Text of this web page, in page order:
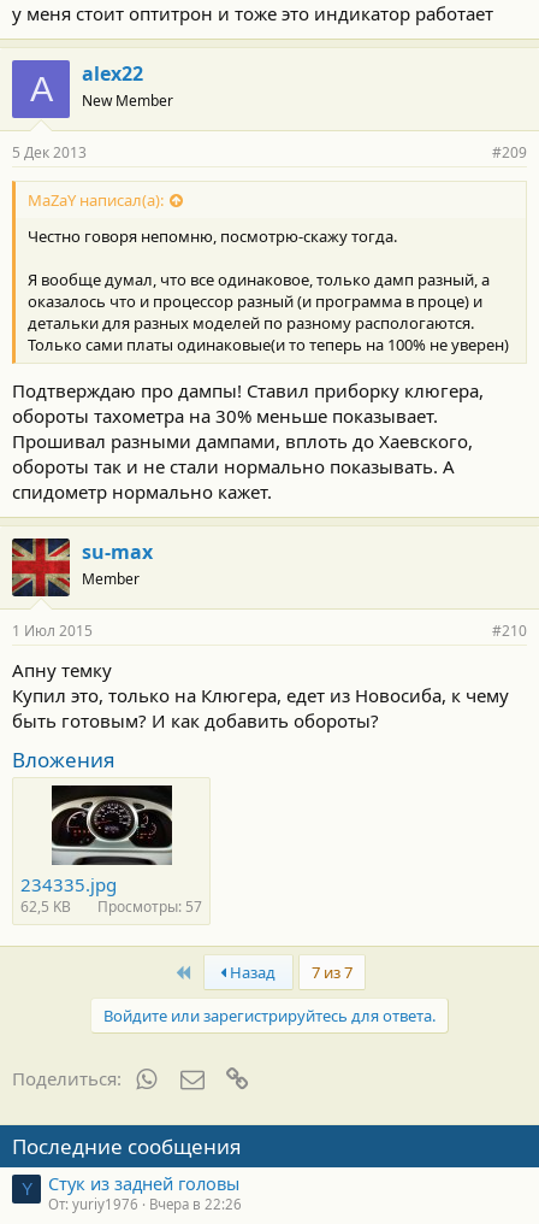
у меня стоит оптитрон и тоже это индикатор работает
A alex22
New Member
5 Дек 2013 #209
MaZaY написал(а):
Честно говоря непомню, посмотрю-скажу тогда.
Я вообще думал, что все одинаковое, только дамп разный, а
оказалось что и процессор разный (и программа в проце) и
детальки для разных моделей по разному распологаются.
Только сами платы одинаковые(и то теперь на 100% не уверен)
Подтверждаю про дампы! Ставил приборку клюгера,
обороты тахометра на 30% меньше показывает.
Прошивал разными дампами, вплоть до Хаевского,
обороты так и не стали нормально показывать. А
спидометр нормально кажет.
su-max
Member
1 Июл 2015 #210
Апну темку
Купил это, только на Клюгера, едет из Новосиба, к чему
быть готовым? И как добавить обороты?
Вложения
234335.jpg
62,5 KB Просмотры: 57
First Назад
7 из 7
Войдите или зарегистрируйтесь для ответа.
Поделиться: WhatsAppЭлектронная почта
Последние сообщения
Y Стук из задней головы
От: yuriy1976 Вчера в 22:26